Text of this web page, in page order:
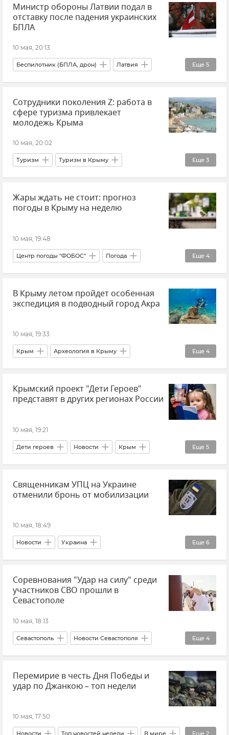
Мыс Фиолент МЧС Севастополя Крым
Новости Крыма
Министр обороны Латвии подал в
отставку после падения украинских
БПЛА
10 мая, 20:13
Еще 5
Беспилотник (БПЛА, дрон) Латвия
В мире Новости
ВСУ (Вооруженные силы Украины) Украина
Европейский Союз (ЕС)
Сотрудники поколения Z: работа в
сфере туризма привлекает
молодежь Крыма
10 мая, 20:02
Еще 3
Туризм Туризм в Крыму
Внутренний туризм Крым
Новости Крыма
Жары ждать не стоит: прогноз
погоды в Крыму на неделю
10 мая, 19:48
Еще 4
Центр погоды "ФОБОС" Погода
Погода в Крыму Крым Новости Крыма
Евгений Тишковец
В Крыму летом пройдет особенная
экспедиция в подводный город Акра
10 мая, 19:33
Еще 4
Крым Археология в Крыму
Археология
Подводные экспедиции у берегов Крыма
Крымский проект "Дети Героев"
представят в других регионах России
10 мая, 19:21
Еще 5
Дети героев Новости Крым
Новости Крыма Общество
Новости СВО Ветераны СВО
Участники СВО
Священникам УПЦ на Украине
отменили бронь от мобилизации
10 мая, 18:49
Еще 6
Новости Украина
Украинская православная церковь (УПЦ)
ВСУ (Вооруженные силы Украины)
Православие
Соревнования "Удар на силу" среди
участников СВО прошли в
Севастополе
10 мая, 18:13
Еще 4
Севастополь Новости Севастополя
Михаил Развожаев Крым
Новости Крыма Новости СВО
Перемирие в честь Дня Победы и
удар по Джанкою – топ недели
10 мая, 17:50
Еще 2
Новости Топ новостей недели В мире